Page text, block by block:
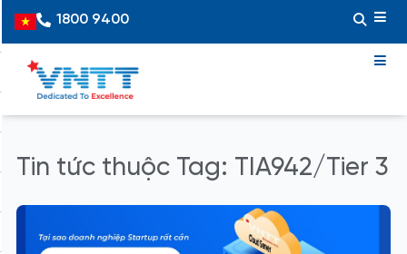
content
Vietnamese
1800 9400
Tin tức thuộc Tag: TIA942/Tier 3